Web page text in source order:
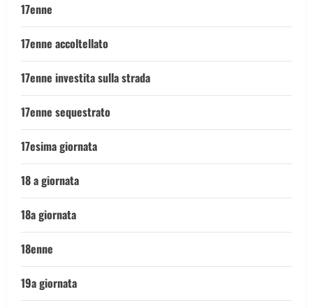
17enne
17enne accoltellato
17enne investita sulla strada
17enne sequestrato
17esima giornata
18 a giornata
18a giornata
18enne
19a giornata